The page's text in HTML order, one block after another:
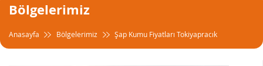
Bölgelerimiz
Anasayfa Bölgelerimiz Şap Kumu Fiyatları Tokiyapracık